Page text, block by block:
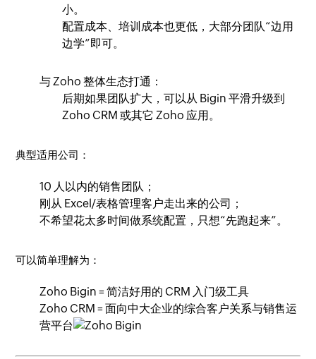
小。
配置成本、培训成本也更低，大部分团队“边用
边学”即可。
与 Zoho 整体生态打通：
后期如果团队扩大，可以从 Bigin 平滑升级到
Zoho CRM 或其它 Zoho 应用。
典型适用公司：
10 人以内的销售团队；
刚从 Excel/表格管理客户走出来的公司；
不希望花太多时间做系统配置，只想“先跑起来”。
可以简单理解为：
Zoho Bigin = 简洁好用的 CRM 入门级工具
Zoho CRM = 面向中大企业的综合客户关系与销售运
营平台